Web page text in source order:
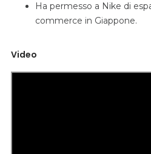
Ha permesso a Nike di
commerce in Giappone.
Video